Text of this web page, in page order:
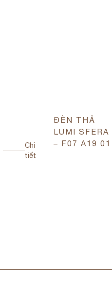
Chi
tiết
ĐÈN THẢ
LUMI SFERA
– F07 A19 01